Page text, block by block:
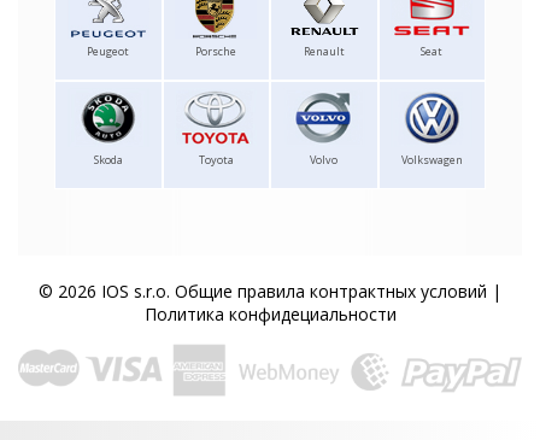
Peugeot Porsche Renault Seat
Skoda Toyota Volvo Volkswagen
© 2026 IOS s.r.o. Общие правила контрактных условий |
Политика конфидециальности